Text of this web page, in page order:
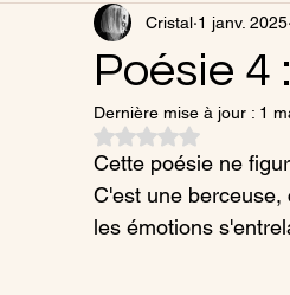
Poésie
Cristal 1 janv. 2025
Dernière mise à jour : 1
Noté NaN étoiles
Cette poésie ne
C'est une
les émotions